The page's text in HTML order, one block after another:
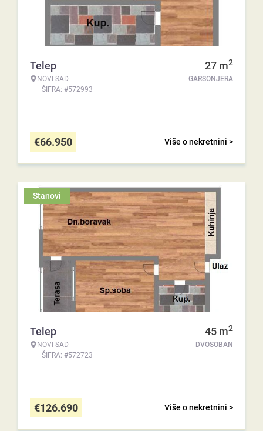
Telep
NOVI SAD
ŠIFRA: #572993
27 m2
GARSONJERA
Više o nekretnini >
€66.950
Stanovi
Telep
NOVI SAD
ŠIFRA: #572723
45 m2
DVOSOBAN
Više o nekretnini >
€126.690